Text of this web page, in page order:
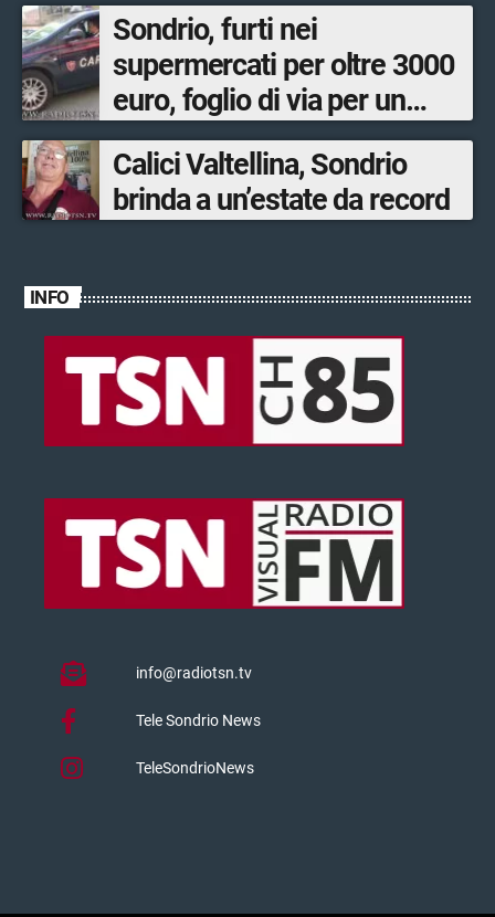
Sondrio, furti nei
supermercati per oltre 3000
euro, foglio di via per un
ventinovenne
Calici Valtellina, Sondrio
brinda a un’estate da record
INFO
info@radiotsn.tv
Tele Sondrio News
TeleSondrioNews